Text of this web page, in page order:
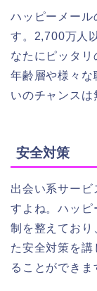
ハッピーメール
す。2,700万人
なたにピッタリ
年齢層や様々な
いのチャンスは
安全対策
出会い系サー
すよね。ハッ
制を整えており
た安全対策を講
ることができま